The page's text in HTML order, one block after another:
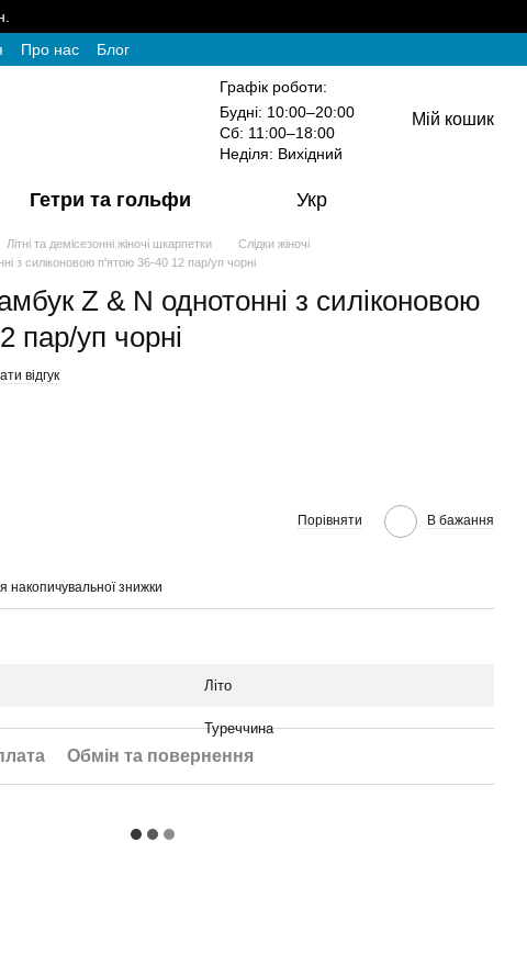
Про нас Блог
Графік роботи:
Будні: 10:00–20:00
Сб: 11:00–18:00
Неділя: Вихідний
Мій кошик
Гетри та гольфи Укр
Літні та демісезонні жіночі шкарпетки
Слідки жіночі
з силіконовою п'ятою 36-40 12 пар/уп чорні
Z & N однотонні з силіконовою
пар/уп чорні
відгук
Порівняти В бажання
накопичувальної знижки
Літо
Туреччина
Обмін та повернення